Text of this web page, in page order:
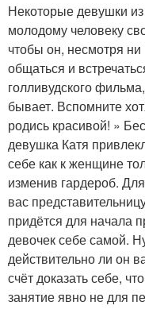
Некоторые девушки из
молодому человеку
чтобы он, несмотря ни
общаться и
голливудского
бывает. Вспомните
родись красивой! »
девушка Катя
себе как к женщине
изменив гардероб.
вас
придётся для начала
девочек себе самой.
действительно ли он
счёт доказать себе,
занятие явно не для